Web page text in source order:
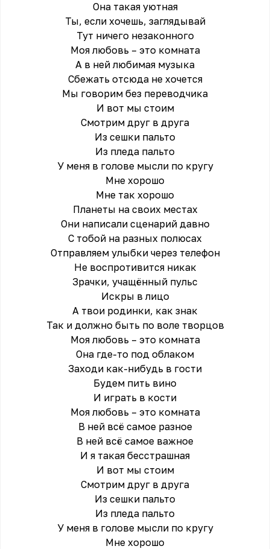
Она такая уютная
Ты, если хочешь, заглядывай
Тут ничего незаконного
Моя любовь – это комната
А в ней любимая музыка
Сбежать отсюда не хочется
Мы говорим без переводчика
И вот мы стоим
Смотрим друг в друга
Из сешки пальто
Из пледа пальто
У меня в голове мысли по кругу
Мне хорошо
Мне так хорошо
Планеты на своих местах
Они написали сценарий давно
С тобой на разных полюсах
Отправляем улыбки через телефон
Не воспротивится никак
Зрачки, учащённый пульс
Искры в лицо
А твои родинки, как знак
Так и должно быть по воле творцов
Моя любовь – это комната
Она где-то под облаком
Заходи как-нибудь в гости
Будем пить вино
И играть в кости
Моя любовь – это комната
В ней всё самое разное
В ней всё самое важное
И я такая бесстрашная
И вот мы стоим
Смотрим друг в друга
Из сешки пальто
Из пледа пальто
У меня в голове мысли по кругу
Мне хорошо